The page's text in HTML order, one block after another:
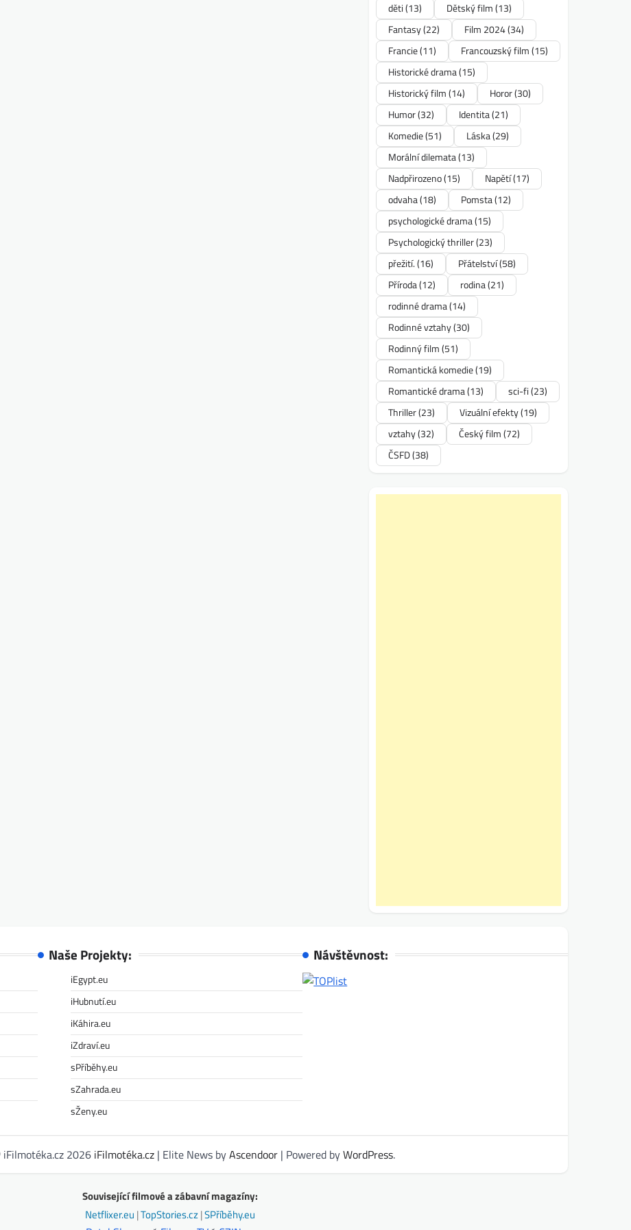
děti(13) Dětský film(13)
Fantasy(22) Film 2024(34)
Francie(11) Francouzský film(15)
Historické drama(15)
Historický film(14) Horor(30)
Humor(32) Identita(21)
Komedie(51) Láska(29)
Morální dilemata(13)
Nadpřirozeno(15) Napětí(17)
odvaha(18) Pomsta(12)
psychologické drama(15)
Psychologický thriller(23)
přežití.(16) Přátelství(58)
Příroda(12) rodina(21)
rodinné drama(14)
Rodinné vztahy(30)
Rodinný film(51)
Romantická komedie(19)
Romantické drama(13) sci-fi(23)
Thriller(23) Vizuální efekty(19)
vztahy(32) Český film(72)
ČSFD(38)
Naše Projekty:
iEgypt.eu
iHubnutí.eu
iKáhira.eu
iZdraví.eu
sPříběhy.eu
sZahrada.eu
sŽeny.eu
Návštěvnost:
2026 iFilmotéka.cz| Elite News byAscendoor| Powered byWordPress.
Související filmové a zábavní magazíny:
Netflixer.eu |TopStories.cz|SPříběhy.eu